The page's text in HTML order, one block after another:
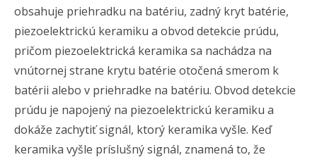
obsahuje priehradku na batériu, zadný kryt batérie,
piezoelektrickú keramiku a obvod detekcie prúdu,
pričom piezoelektrická keramika sa nachádza na
vnútornej strane krytu batérie otočená smerom k
batérii alebo v priehradke na batériu. Obvod detekcie
prúdu je napojený na piezoelektrickú keramiku a
dokáže zachytiť signál, ktorý keramika vyšle. Keď
keramika vyšle príslušný signál, znamená to, že